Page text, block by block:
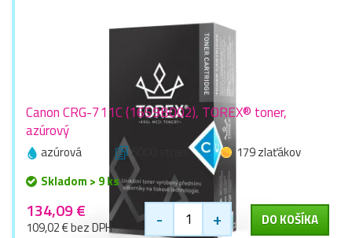
Canon CRG-711C (1659B002), TOREX® toner,
azúrový
azúrová 6000 stran
179 zlaťákov
Skladom > 9 ks
134,09 €
109,02 € bez DPH - + DO KOŠÍKA